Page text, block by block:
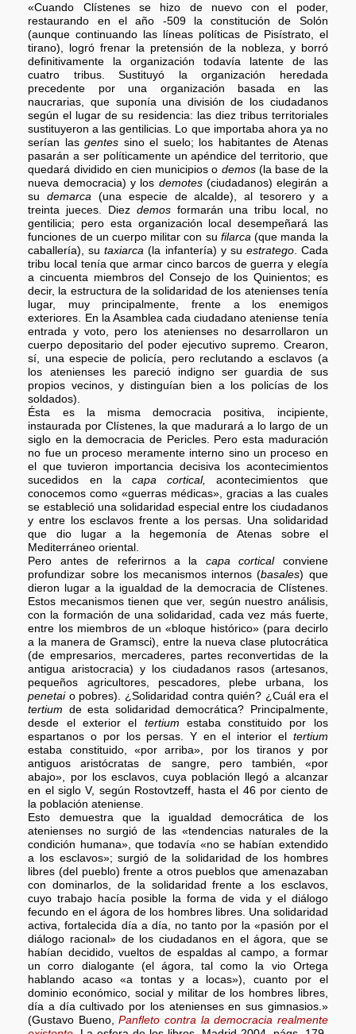
«Cuando Clístenes se hizo de nuevo con el poder,
restaurando en el año -509 la constitución de Solón
(aunque continuando las líneas políticas de Pisístrato, el
tirano), logró frenar la pretensión de la nobleza, y borró
definitivamente la organización todavía latente de las
cuatro tribus. Sustituyó la organización heredada
precedente por una organización basada en las
naucrarias, que suponía una división de los ciudadanos
según el lugar de su residencia: las diez tribus territoriales
sustituyeron a las gentilicias. Lo que importaba ahora ya no
serían lasgentes sino el suelo; los habitantes de Atenas
pasarán a ser políticamente un apéndice del territorio, que
quedará dividido en cien municipios o demos(la base de la
nueva democracia) y los demotes(ciudadanos) elegirán a
sudemarca (una especie de alcalde), al tesorero y a
treinta jueces. Diez demosformarán una tribu local, no
gentilicia; pero esta organización local desempeñará las
funciones de un cuerpo militar con su filarca (que manda la
caballería), sutaxiarca (la infantería) y su estratego. Cada
tribu local tenía que armar cinco barcos de guerra y elegía
a cincuenta miembros del Consejo de los Quinientos; es
decir, la estructura de la solidaridad de los atenienses tenía
lugar, muy principalmente, frente a los enemigos
exteriores. En la Asamblea cada ciudadano ateniense tenía
entrada y voto, pero los atenienses no desarrollaron un
cuerpo depositario del poder ejecutivo supremo. Crearon,
sí, una especie de policía, pero reclutando a esclavos (a
los atenienses les pareció indigno ser guardia de sus
propios vecinos, y distinguían bien a los policías de los
soldados).
Ésta es la misma democracia positiva, incipiente,
instaurada por Clístenes, la que madurará a lo largo de un
siglo en la democracia de Pericles. Pero esta maduración
no fue un proceso meramente interno sino un proceso en
el que tuvieron importancia decisiva los acontecimientos
sucedidos en la capa cortical,
acontecimientos que
conocemos como «guerras médicas», gracias a las cuales
se estableció una solidaridad especial entre los ciudadanos
y entre los esclavos frente a los persas. Una solidaridad
que dio lugar a la hegemonía de Atenas sobre el
Mediterráneo oriental.
Pero antes de referirnos a la capa corticalconviene
profundizar sobre los mecanismos internos (basales) que
dieron lugar a la igualdad de la democracia de Clístenes.
Estos mecanismos tienen que ver, según nuestro análisis,
con la formación de una solidaridad, cada vez más fuerte,
entre los miembros de un «bloque histórico» (para decirlo
a la manera de Gramsci), entre la nueva clase plutocrática
(de empresarios, mercaderes, partes reconvertidas de la
antigua aristocracia) y los ciudadanos rasos (artesanos,
pequeños agricultores, pescadores, plebe urbana, los
penetaio pobres). ¿Solidaridad contra quién? ¿Cuál era el
tertium de esta solidaridad democrática? Principalmente,
desde el exterior el tertium estaba constituido por los
espartanos o por los persas. Y en el interior el tertium
estaba constituido, «por arriba», por los tiranos y por
antiguos aristócratas de sangre, pero también, «por
abajo», por los esclavos, cuya población llegó a alcanzar
en el siglo V, según Rostovtzeff, hasta el 46 por ciento de
la población ateniense.
Esto demuestra que la igualdad democrática de los
atenienses no surgió de las «tendencias naturales de la
condición humana», que todavía «no se habían extendido
a los esclavos»; surgió de la solidaridad de los hombres
libres (del pueblo) frente a otros pueblos que amenazaban
con dominarlos, de la solidaridad frente a los esclavos,
cuyo trabajo hacía posible la forma de vida y el diálogo
fecundo en el ágora de los hombres libres. Una solidaridad
activa, fortalecida día a día, no tanto por la «pasión por el
diálogo racional» de los ciudadanos en el ágora, que se
habían decidido, vueltos de espaldas al campo, a formar
un corro dialogante (el ágora, tal como la vio Ortega
hablando acaso «a tontas y a locas»), cuanto por el
dominio económico, social y militar de los hombres libres,
día a día cultivado por los atenienses en sus gimnasios.»
(Gustavo Bueno,Panfleto contra la democracia realmente